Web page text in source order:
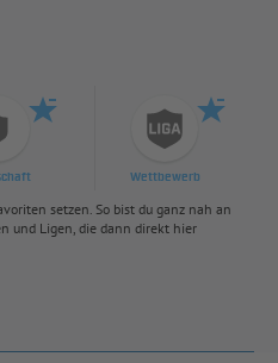
Wettbewerb
setzen. So bist du ganz nah an
und Ligen, die dann direkt hier